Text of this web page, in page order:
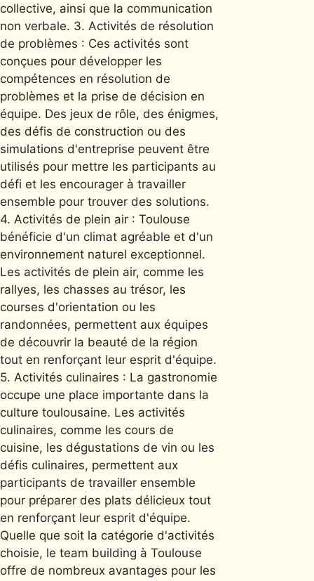
collective, ainsi que la communication
non verbale. 3. Activités de résolution
de problèmes : Ces activités sont
conçues pour développer les
compétences en résolution de
problèmes et la prise de décision en
équipe. Des jeux de rôle, des énigmes,
des défis de construction ou des
simulations d'entreprise peuvent être
utilisés pour mettre les participants au
défi et les encourager à travailler
ensemble pour trouver des solutions.
4. Activités de plein air : Toulouse
bénéficie d'un climat agréable et d'un
environnement naturel exceptionnel.
Les activités de plein air, comme les
rallyes, les chasses au trésor, les
courses d'orientation ou les
randonnées, permettent aux équipes
de découvrir la beauté de la région
tout en renforçant leur esprit d'équipe.
5. Activités culinaires : La gastronomie
occupe une place importante dans la
culture toulousaine. Les activités
culinaires, comme les cours de
cuisine, les dégustations de vin ou les
défis culinaires, permettent aux
participants de travailler ensemble
pour préparer des plats délicieux tout
en renforçant leur esprit d'équipe.
Quelle que soit la catégorie d'activités
choisie, le team building à Toulouse
offre de nombreux avantages pour les